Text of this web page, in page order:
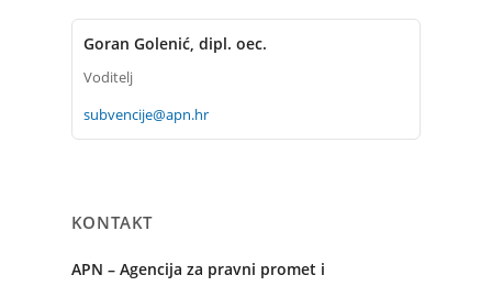
Goran Golenić, dipl. oec.
Voditelj
subvencije@apn.hr
KONTAKT
APN – Agencija za pravni promet i